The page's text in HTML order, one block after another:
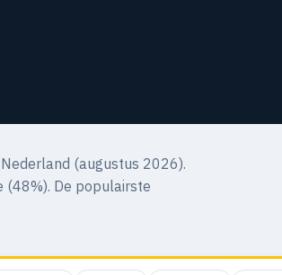
(augustus 2026).
(48%). De populairste